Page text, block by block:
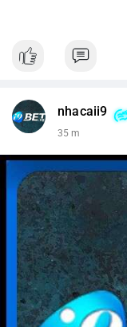
nhacaii9
35 m